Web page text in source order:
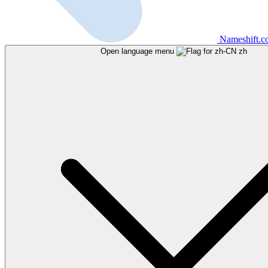
Open language menu zh